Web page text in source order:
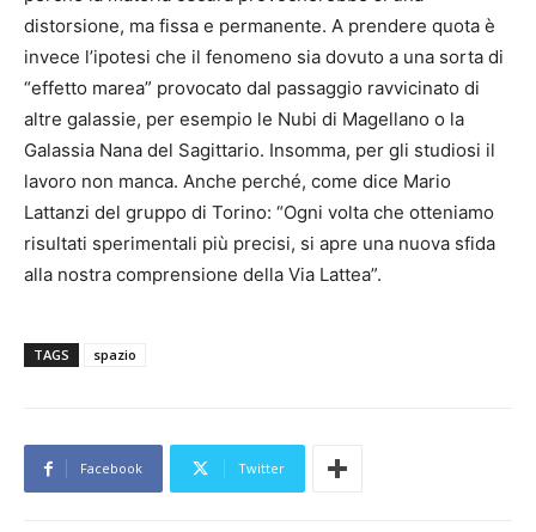
distorsione, ma fissa e permanente. A prendere quota è
invece l’ipotesi che il fenomeno sia dovuto a una sorta di
“effetto marea” provocato dal passaggio ravvicinato di
altre galassie, per esempio le Nubi di Magellano o la
Galassia Nana del Sagittario. Insomma, per gli studiosi il
lavoro non manca. Anche perché, come dice Mario
Lattanzi del gruppo di Torino: “Ogni volta che otteniamo
risultati sperimentali più precisi, si apre una nuova sfida
alla nostra comprensione della Via Lattea”.
TAGS spazio
Facebook Twitter